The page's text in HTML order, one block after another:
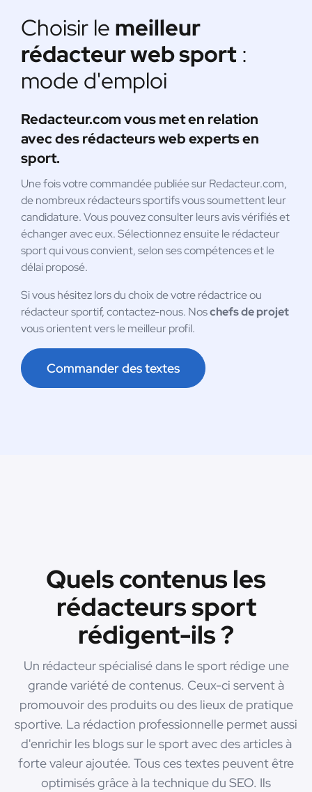
Choisir le meilleur
rédacteur web sport :
mode d'emploi
Redacteur.com vous met en relation
avec des rédacteurs web experts en
sport.
Une fois votre commandée publiée sur Redacteur.com,
de nombreux rédacteurs sportifs vous soumettent leur
candidature. Vous pouvez consulter leurs avis vérifiés et
échanger avec eux. Sélectionnez ensuite le rédacteur
sport qui vous convient, selon ses compétences et le
délai proposé.
Si vous hésitez lors du choix de votre rédactrice ou
rédacteur sportif, contactez-nous. Noschefs de projet
vous orientent vers le meilleur profil.
Commander des textes
Quels contenus les
rédacteurs sport
rédigent-ils ?
Un rédacteur spécialisé dans le sport rédige une
grande variété de contenus. Ceux-ci servent à
promouvoir des produits ou des lieux de pratique
sportive. La rédaction professionnelle permet aussi
d'enrichir les blogs sur le sport avec des articles à
forte valeur ajoutée. Tous ces textes peuvent être
optimisés grâce à la technique du SEO. Ils